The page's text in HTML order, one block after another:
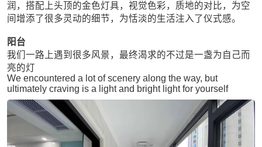
润，搭配上头顶的金色灯具，视觉色彩，质地的对比，为空
间增添了很多灵动的细节，为恬淡的生活注入了仪式感。
阳台
我们一路上遇到很多风景，最终渴求的不过是一盏为自己而
亮的灯
We encountered a lot of scenery along the way, but
ultimately craving is a light and bright light for yourself